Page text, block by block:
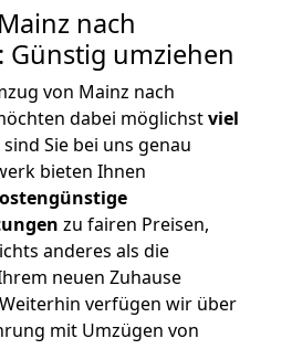
nach
Günstig umziehen
von Mainz nach
dabei möglichstviel
Sie bei uns genau
bieten Ihnen
zu fairen Preisen,
anderes als die
neuen Zuhause
verfügen wir über
mit Umzügen von